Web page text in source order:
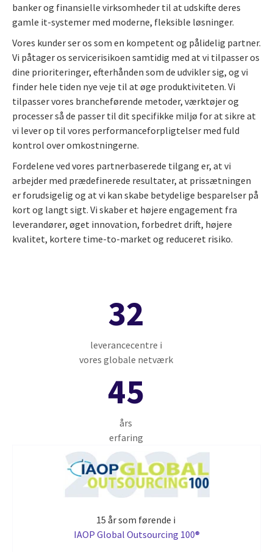
banker og finansielle virksomheder til at udskifte deres
gamle it-systemer med moderne, fleksible løsninger.
Vores kunder ser os som en kompetent og pålidelig partner.
Vi påtager os servicerisikoen samtidig med at vi tilpasser os
dine prioriteringer, efterhånden som de udvikler sig, og vi
finder hele tiden nye veje til at øge produktiviteten. Vi
tilpasser vores brancheførende metoder, værktøjer og
processer så de passer til dit specifikke miljø for at sikre at
vi lever op til vores performanceforpligtelser med fuld
kontrol over omkostningerne.
Fordelene ved vores partnerbaserede tilgang er, at vi
arbejder med prædefinerede resultater, at prissætningen
er forudsigelig og at vi kan skabe betydelige besparelser på
kort og langt sigt. Vi skaber et højere engagement fra
leverandører, øget innovation, forbedret drift, højere
kvalitet, kortere time-to-market og reduceret risiko.
32
leverancecentre i
vores globale netværk
45
års
erfaring
15 år som førende i
IAOP Global Outsourcing 100®